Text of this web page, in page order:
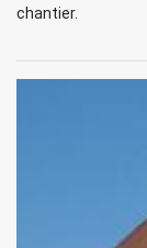
chantier.